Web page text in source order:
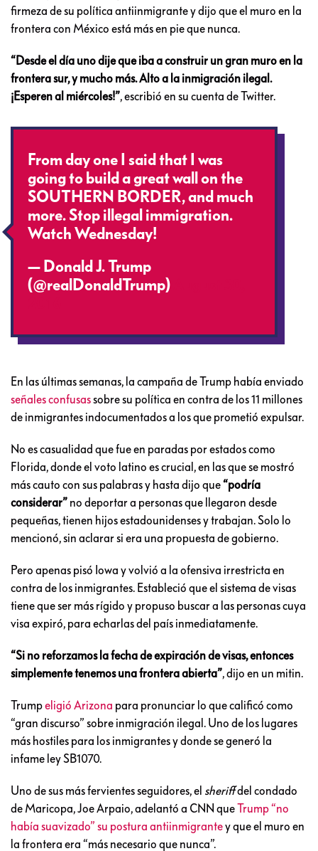
firmeza de su política antiinmigrante y dijo que el muro en la
frontera con México está más en pie que nunca.
“Desde el día uno dije que iba a construir un gran muro en la
frontera sur, y mucho más. Alto a la inmigración ilegal.
¡Esperen al miércoles!”, escribió en su cuenta de Twitter.
From day one I said that I was
going to build a great wall on the
SOUTHERN BORDER, and much
more. Stop illegal immigration.
Watch Wednesday!
— Donald J. Trump
(@realDonaldTrump)
En las últimas semanas, la campaña de Trump había enviado
señales confusassobre su política en contra de los 11 millones
de inmigrantes indocumentados a los que prometió expulsar.
No es casualidad que fue en paradas por estados como
Florida, donde el voto latino es crucial, en las que se mostró
más cauto con sus palabras y hasta dijo que“podría
considerar” no deportar a personas que llegaron desde
pequeñas, tienen hijos estadounidenses y trabajan. Solo lo
mencionó, sin aclarar si era una propuesta de gobierno.
Pero apenas pisó Iowa y volvió a la ofensiva irrestricta en
contra de los inmigrantes. Estableció que el sistema de visas
tiene que ser más rígido y propuso buscar a las personas cuya
visa expiró, para echarlas del país inmediatamente.
“Si no reforzamos la fecha de expiración de visas, entonces
simplemente tenemos una frontera abierta”, dijo en un mitin.
Trumpeligió Arizona para pronunciar lo que calificó como
“gran discurso” sobre inmigración ilegal. Uno de los lugares
más hostiles para los inmigrantes y donde se generó la
infame ley SB1070.
Uno de sus más fervientes seguidores, el sheriffdel condado
de Maricopa, Joe Arpaio, adelantó a CNN queTrump “no
había suavizado” su postura antiinmigrantey que el muro en
la frontera era “más necesario que nunca”.